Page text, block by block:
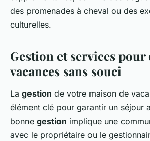
des promenades à cheval ou des
culturelles.
Gestion et services pour
vacances sans souci
La gestion de votre maison de
élément clé pour garantir un séjour
bonne gestion implique une
avec le propriétaire ou le